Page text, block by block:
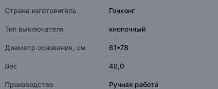
Страна изготовитель Гонконг
Тип выключателя кнопочный
Диаметр основания, см 61*78
Вес 40,0
Производство Ручная работа